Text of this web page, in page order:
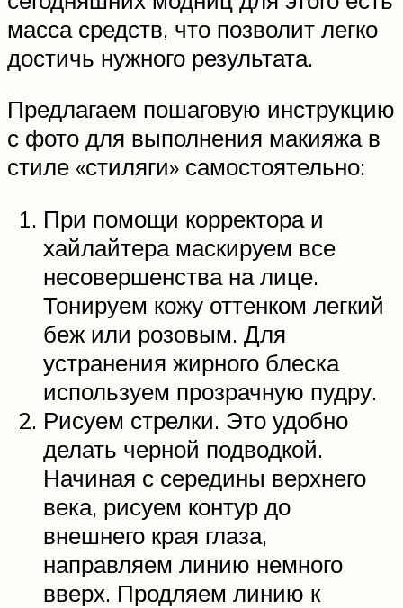
масса средств, что позволит легко
достичь нужного результата.
Предлагаем пошаговую инструкцию
с фото для выполнения макияжа в
стиле «стиляги» самостоятельно:
При помощи корректора и
хайлайтера маскируем все
несовершенства на лице.
Тонируем кожу оттенком легкий
беж или розовым. Для
устранения жирного блеска
используем прозрачную пудру.
Рисуем стрелки. Это удобно
делать черной подводкой.
Начиная с середины верхнего
века, рисуем контур до
внешнего края глаза,
направляем линию немного
вверх. Продляем линию к